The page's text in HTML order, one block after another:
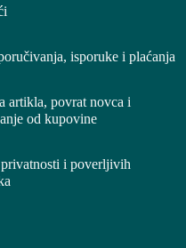
isporuke i plaćanja
artikla, povrat novca i
od kupovine
privatnosti i poverljivih